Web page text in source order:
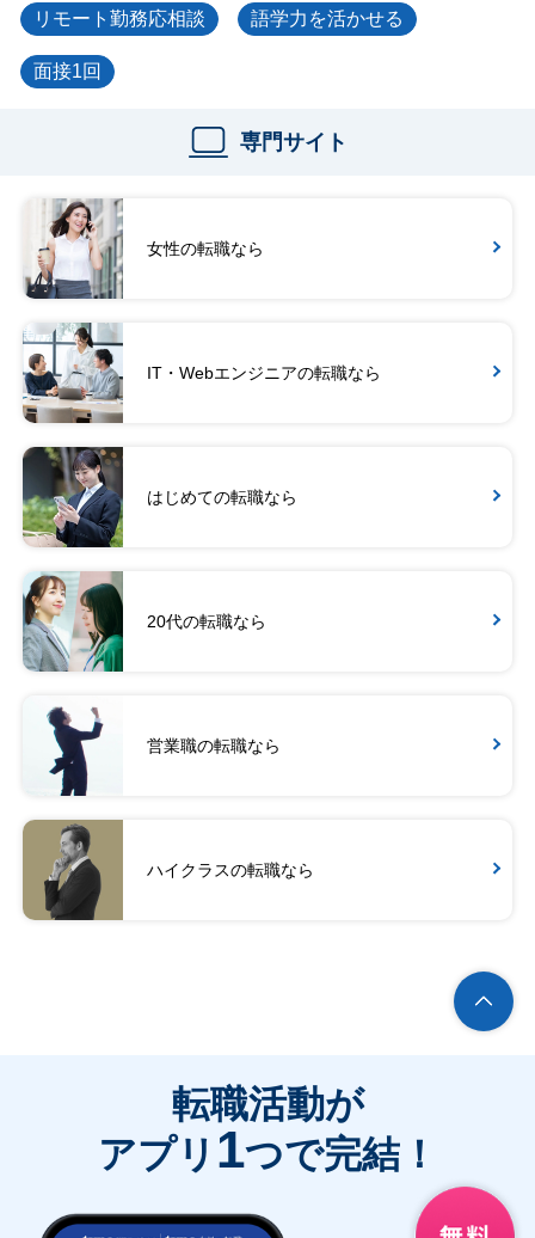
リモート勤務応相談 語学力を活かせる
面接1回
専門サイト
女性の転職なら
IT・Webエンジニアの転職なら
はじめての転職なら
20代の転職なら
営業職の転職なら
ハイクラスの転職なら
転職活動が
アプリ 1つで完結！